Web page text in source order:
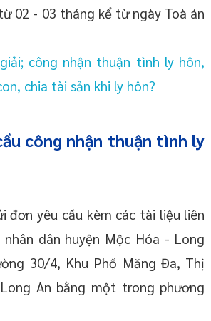
02 - 03 tháng kể từ ngày Toà án
công nhận thuận tình ly hôn,
chia tài sản khi ly hôn?
công nhận thuận tình ly
đơn yêu cầu kèm các tài liệu liên
nhân dân huyện Mộc Hóa - Long
30/4, Khu Phố Măng Đa, Thị
An bằng một trong phương